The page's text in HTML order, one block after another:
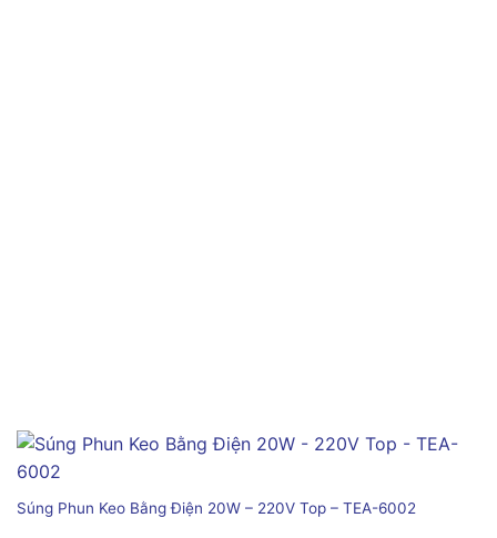
Súng Phun Keo Bằng Điện 20W – 220V Top – TEA-6002